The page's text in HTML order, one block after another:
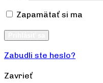
Zapamätať si ma
Zabudli ste heslo?
Zavrieť